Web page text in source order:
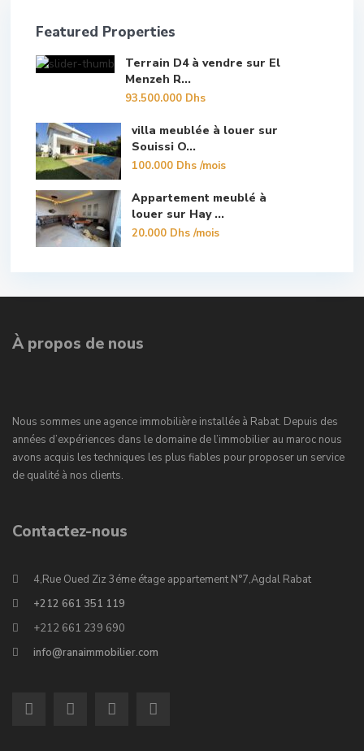
Featured Properties
Terrain D4 à vendre sur El
Menzeh R...
93.500.000 Dhs
villa meublée à louer sur
Souissi O...
100.000 Dhs/mois
Appartement meublé à
louer sur Hay ...
20.000 Dhs/mois
À propos de nous
Nous sommes une agence immobilière installée à Rabat. Depuis des
années d’expériences dans le domaine de l’immobilier au maroc nous
avons acquis les techniques les plus fiables pour proposer un service
de qualité à nos clients.
Contactez-nous
4,Rue Oued Ziz 3éme étage appartement N°7,Agdal Rabat
+212 661 351 119
+212 661 239 690
info@ranaimmobilier.com